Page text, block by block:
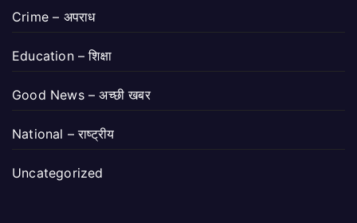
Crime – अपराध
Education – शिक्षा
Good News – अच्छी खबर
National – राष्ट्रीय
Uncategorized